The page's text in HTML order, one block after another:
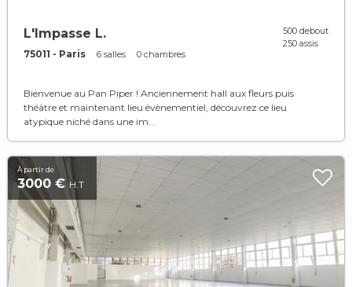
L'Impasse L.
75011 - Paris 6 salles 0 chambres
500 debout
250 assis
Bienvenue au Pan Piper ! Anciennement hall aux fleurs puis
théâtre et maintenant lieu évènementiel, découvrez ce lieu
atypique niché dans une im...
À partir de
3000 €H.T